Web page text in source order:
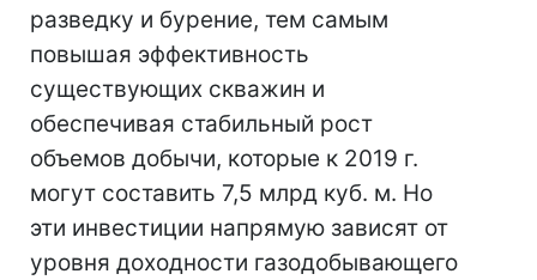
разведку и бурение, тем самым
повышая эффективность
существующих скважин и
обеспечивая стабильный рост
объемов добычи, которые к 2019 г.
могут составить 7,5 млрд куб. м. Но
эти инвестиции напрямую зависят от
уровня доходности газодобывающего